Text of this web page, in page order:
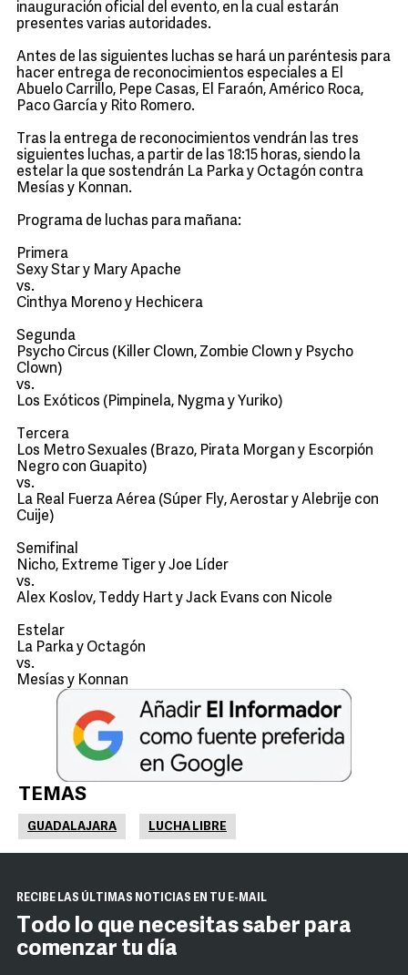
inauguración oficial del evento, en la cual estarán
presentes varias autoridades.
Antes de las siguientes luchas se hará un paréntesis para
hacer entrega de reconocimientos especiales a El
Abuelo Carrillo, Pepe Casas, El Faraón, Américo Roca,
Paco García y Rito Romero.
Tras la entrega de reconocimientos vendrán las tres
siguientes luchas, a partir de las 18:15 horas, siendo la
estelar la que sostendrán La Parka y Octagón contra
Mesías y Konnan.
Programa de luchas para mañana:
Primera
Sexy Star y Mary Apache
vs.
Cinthya Moreno y Hechicera
Segunda
Psycho Circus (Killer Clown, Zombie Clown y Psycho
Clown)
vs.
Los Exóticos (Pimpinela, Nygma y Yuriko)
Tercera
Los Metro Sexuales (Brazo, Pirata Morgan y Escorpión
Negro con Guapito)
vs.
La Real Fuerza Aérea (Súper Fly, Aerostar y Alebrije con
Cuije)
Semifinal
Nicho, Extreme Tiger y Joe Líder
vs.
Alex Koslov, Teddy Hart y Jack Evans con Nicole
Estelar
La Parka y Octagón
vs.
Mesías y Konnan
TEMAS
GUADALAJARA LUCHA LIBRE
RECIBE LAS ÚLTIMAS NOTICIAS EN TU E-MAIL
Todo lo que necesitas saber para
comenzar tu día